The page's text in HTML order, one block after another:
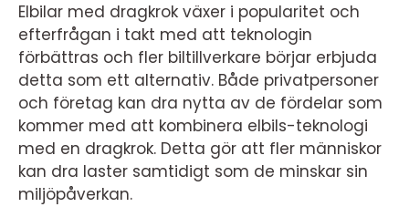
Elbilar med dragkrok växer i popularitet och
efterfrågan i takt med att teknologin
förbättras och fler biltillverkare börjar erbjuda
detta som ett alternativ. Både privatpersoner
och företag kan dra nytta av de fördelar som
kommer med att kombinera elbils-teknologi
med en dragkrok. Detta gör att fler människor
kan dra laster samtidigt som de minskar sin
miljöpåverkan.